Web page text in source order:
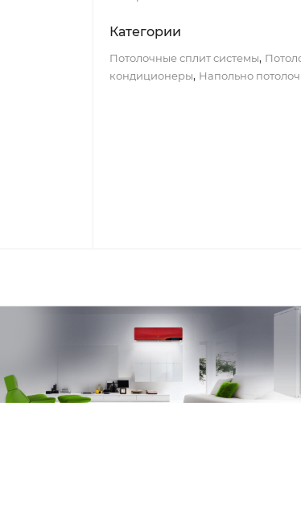
Категории
Потолочные сплит системы,
кондиционеры, Напольно